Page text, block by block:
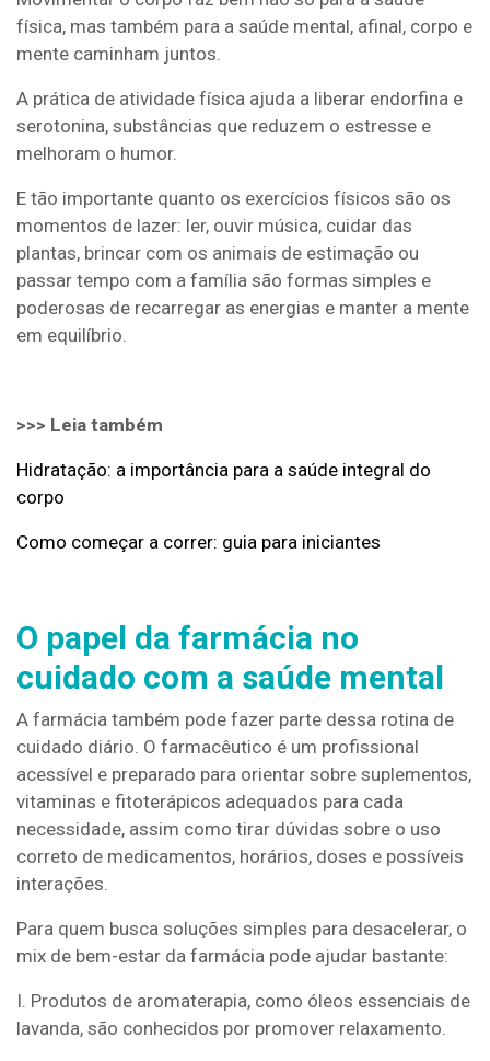
física, mas também para a saúde mental, afinal, corpo e
mente caminham juntos.
A prática de atividade física ajuda a liberar endorfina e
serotonina, substâncias que reduzem o estresse e
melhoram o humor.
E tão importante quanto os exercícios físicos são os
momentos de lazer: ler, ouvir música, cuidar das
plantas, brincar com os animais de estimação ou
passar tempo com a família são formas simples e
poderosas de recarregar as energias e manter a mente
em equilíbrio.
>>> Leia também
Hidratação: a importância para a saúde integral do
corpo
Como começar a correr: guia para iniciantes
O papel da farmácia no
cuidado com a saúde mental
A farmácia também pode fazer parte dessa rotina de
cuidado diário. O farmacêutico é um profissional
acessível e preparado para orientar sobre suplementos,
vitaminas e fitoterápicos adequados para cada
necessidade, assim como tirar dúvidas sobre o uso
correto de medicamentos, horários, doses e possíveis
interações.
Para quem busca soluções simples para desacelerar, o
mix de bem-estar da farmácia pode ajudar bastante:
I. Produtos de aromaterapia, como óleos essenciais de
lavanda, são conhecidos por promover relaxamento.